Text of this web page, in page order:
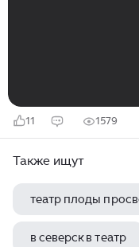
11 1579
Также ищут
в северск в театр